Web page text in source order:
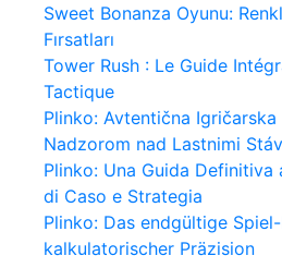
Sweet Bonanza Oyunu:
Fırsatları
Tower Rush : Le Guide
Tactique
Plinko: Avtentična
Nadzorom nad Lastnimi
Plinko: Una Guida Definitiva
di Caso e Strategia
Plinko: Das endgültige
kalkulatorischer Präzision